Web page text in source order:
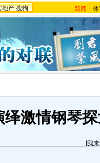
地产 搜狗 新闻 -
绎激情钢琴
[我